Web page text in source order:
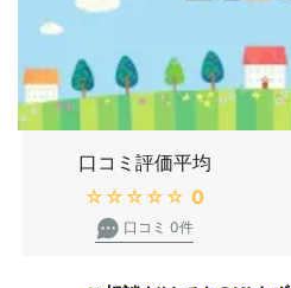
口コミ評価平均
★★★★★ 0
口コミ 0件